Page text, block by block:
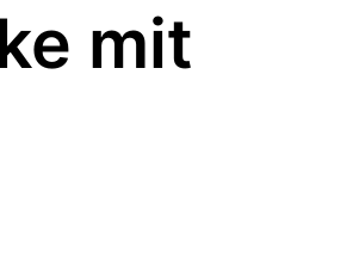
mit